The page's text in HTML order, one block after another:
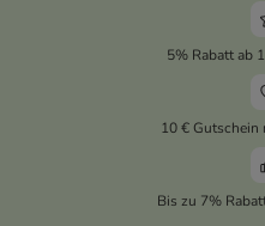
5% Rabatt ab
10 € Gutschein
Bis zu 7%